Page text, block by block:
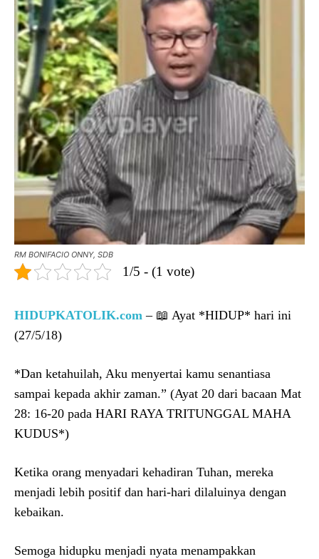
RM BONIFACIO ONNY, SDB
1/5 - (1 vote)
HIDUPKATOLIK.com – 📖 Ayat *HIDUP* hari ini
(27/5/18)
*Dan ketahuilah, Aku menyertai kamu senantiasa
sampai kepada akhir zaman.” (Ayat 20 dari bacaan Mat
28: 16-20 pada HARI RAYA TRITUNGGAL MAHA
KUDUS*)
Ketika orang menyadari kehadiran Tuhan, mereka
menjadi lebih positif dan hari-hari dilaluinya dengan
kebaikan.
Semoga hidupku menjadi nyata menampakkan